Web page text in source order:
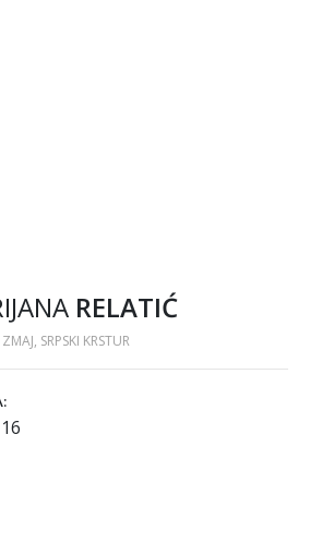
RELATIĆ
ZMAJ, SRPSKI KRSTUR